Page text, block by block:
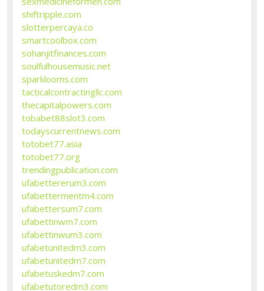
shiftripple.com
slotterpercaya.co
smartcoolbox.com
sohanjitfinances.com
soulfulhousemusic.net
sparklooms.com
tacticalcontractingllc.com
thecapitalpowers.com
tobabet88slot3.com
todayscurrentnews.com
totobet77.asia
totobet77.org
trendingpublication.com
ufabettererum3.com
ufabettermentm4.com
ufabettersum7.com
ufabettinwm7.com
ufabettinwum3.com
ufabetunitedm3.com
ufabetunitedm7.com
ufabetuskedm7.com
ufabetutoredm3.com